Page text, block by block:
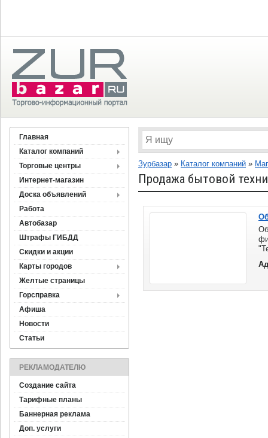
Главная
Каталог компаний
Торговые центры
Интернет-магазин
Доска объявлений
Работа
Автобазар
Штрафы ГИБДД
Скидки и акции
Карты городов
Желтые страницы
Горсправка
Афиша
Новости
Статьи
РЕКЛАМОДАТЕЛЮ
Создание сайта
Тарифные планы
Баннерная реклама
Доп. услуги
Зурбазар » Каталог компаний »
Продажа бытовой